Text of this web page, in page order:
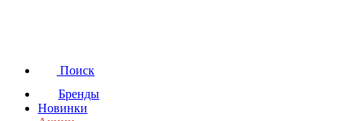
Поиск
Бренды
Новинки